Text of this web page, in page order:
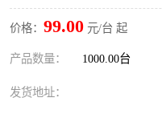
价格： 99.00 元/台 起
产品数量： 1000.00台
发货地址：